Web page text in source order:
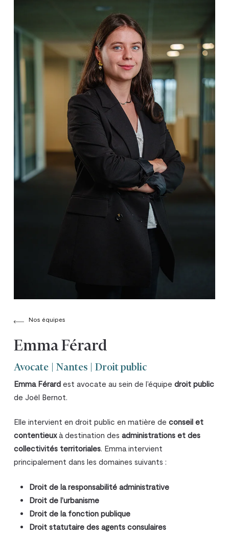
Nos équipes
Emma Férard
Avocate | Nantes | Droit public
Emma Férardest avocate au sein de l’équipe droit public
de Joël Bernot.
Elle intervient en droit public en matière de conseil et
contentieuxà destination des administrations et des
collectivités territoriales. Emma intervient
principalement dans les domaines suivants :
Droit de la responsabilité administrative
Droit de l’urbanisme
Droit de la fonction publique
Droit statutaire des agents consulaires